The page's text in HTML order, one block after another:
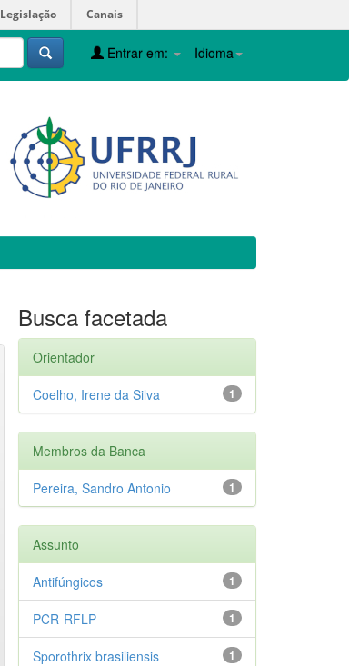
Legislação Canais
Idioma
Entrar em:
Busca facetada
Orientador
1
Coelho, Irene da Silva
Membros da Banca
1
Pereira, Sandro Antonio
Assunto
1
Antifúngicos
1
PCR-RFLP
1
Sporothrix brasiliensis